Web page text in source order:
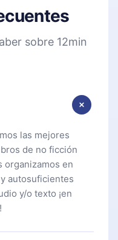
sobre 12min
las mejores
de no ficción
organizamos en
autosuficientes
y/o texto ¡en